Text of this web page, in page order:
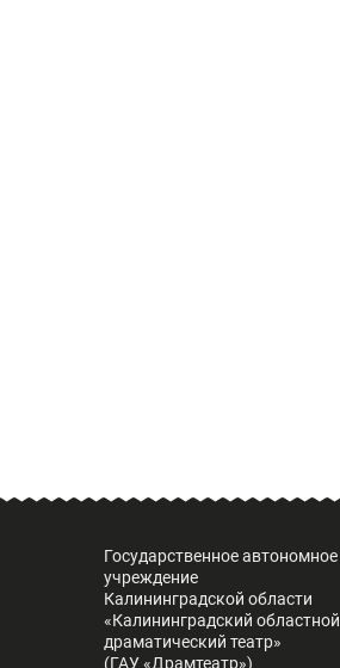
Государственное автономное
учреждение
Калининградской области
«Калининградский областной
драматический театр»
(ГАУ «Драмтеатр»)